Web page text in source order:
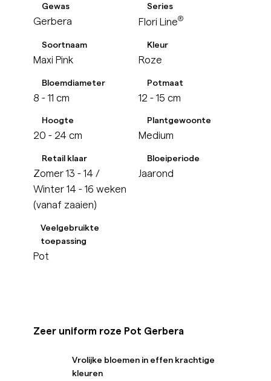
Gewas
Gerbera
Series
Flori Line®
Soortnaam
Maxi Pink
Kleur
Roze
Bloemdiameter
8 - 11 cm
Potmaat
12 - 15 cm
Hoogte
20 - 24 cm
Plantgewoonte
Medium
Retail klaar
Zomer 13 - 14 /
Winter 14 - 16 weken
(vanaf zaaien)
Bloeiperiode
Jaarond
Veelgebruikte
toepassing
Pot
Zeer uniform roze Pot Gerbera
Vrolijke bloemen in effen krachtige
kleuren